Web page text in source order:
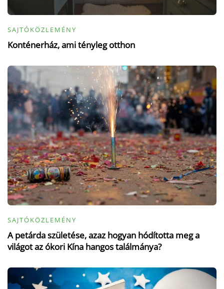
SAJTÓKÖZLEMÉNY
Konténerház, ami tényleg otthon
SAJTÓKÖZLEMÉNY
A petárda születése, azaz hogyan hódította meg a
világot az ókori Kína hangos találmánya?